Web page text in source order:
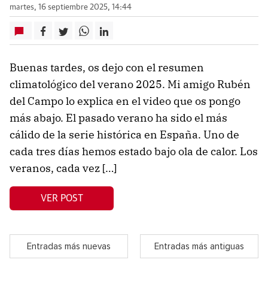
martes, 16 septiembre 2025, 14:44
Buenas tardes, os dejo con el resumen
climatológico del verano 2025. Mi amigo Rubén
del Campo lo explica en el video que os pongo
más abajo. El pasado verano ha sido el más
cálido de la serie histórica en España. Uno de
cada tres días hemos estado bajo ola de calor. Los
veranos, cada vez […]
VER POST
Entradas más nuevas Entradas más antiguas